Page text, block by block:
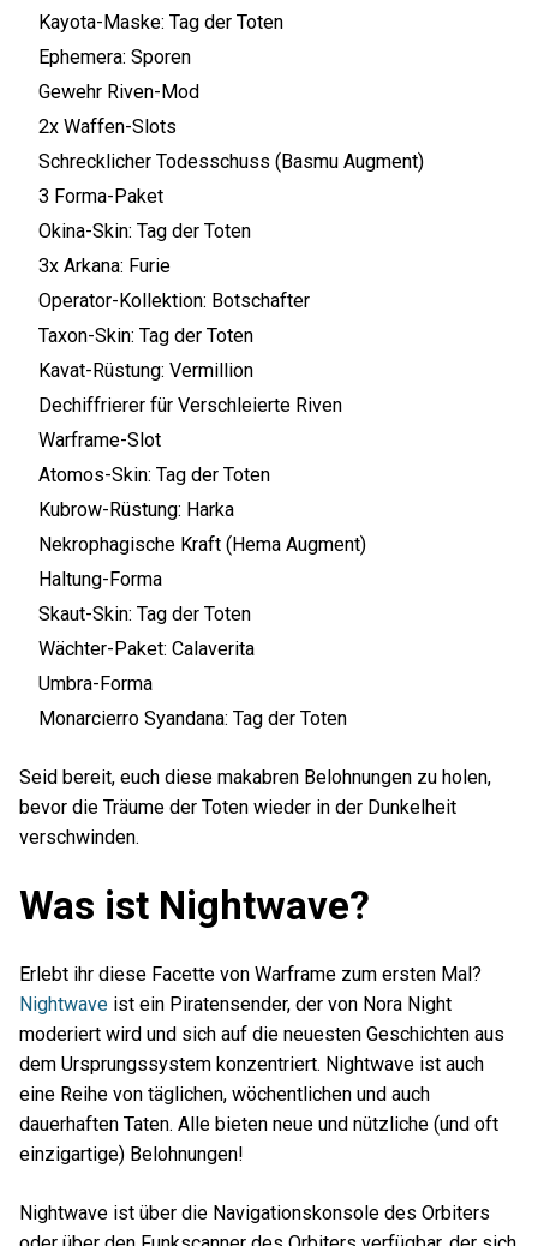
Kayota-Maske: Tag der Toten
Ephemera: Sporen
Gewehr Riven-Mod
2x Waffen-Slots
Schrecklicher Todesschuss (Basmu Augment)
3 Forma-Paket
Okina-Skin: Tag der Toten
3x Arkana: Furie
Operator-Kollektion: Botschafter
Taxon-Skin: Tag der Toten
Kavat-Rüstung: Vermillion
Dechiffrierer für Verschleierte Riven
Warframe-Slot
Atomos-Skin: Tag der Toten
Kubrow-Rüstung: Harka
Nekrophagische Kraft (Hema Augment)
Haltung-Forma
Skaut-Skin: Tag der Toten
Wächter-Paket: Calaverita
Umbra-Forma
Monarcierro Syandana: Tag der Toten
Seid bereit, euch diese makabren Belohnungen zu holen,
bevor die Träume der Toten wieder in der Dunkelheit
verschwinden.
Was ist Nightwave?
Erlebt ihr diese Facette von Warframe zum ersten Mal?
Nightwave ist ein Piratensender, der von Nora Night
moderiert wird und sich auf die neuesten Geschichten aus
dem Ursprungssystem konzentriert. Nightwave ist auch
eine Reihe von täglichen, wöchentlichen und auch
dauerhaften Taten. Alle bieten neue und nützliche (und oft
einzigartige) Belohnungen!
Nightwave ist über die Navigationskonsole des Orbiters